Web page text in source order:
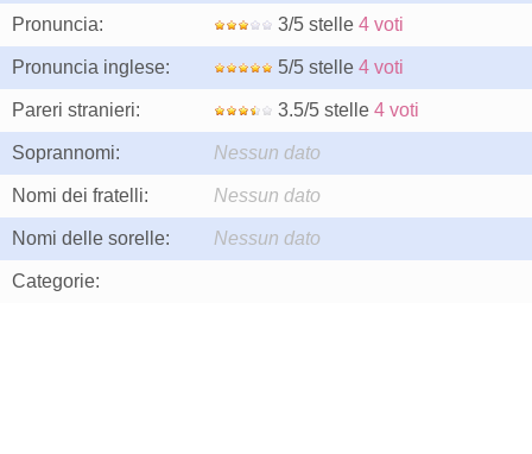
Pronuncia: 3/5 stelle 4 voti
Pronuncia inglese: 5/5 stelle 4 voti
Pareri stranieri: 3.5/5 stelle 4 voti
Soprannomi: Nessun dato
Nomi dei fratelli: Nessun dato
Nomi delle sorelle: Nessun dato
Categorie: